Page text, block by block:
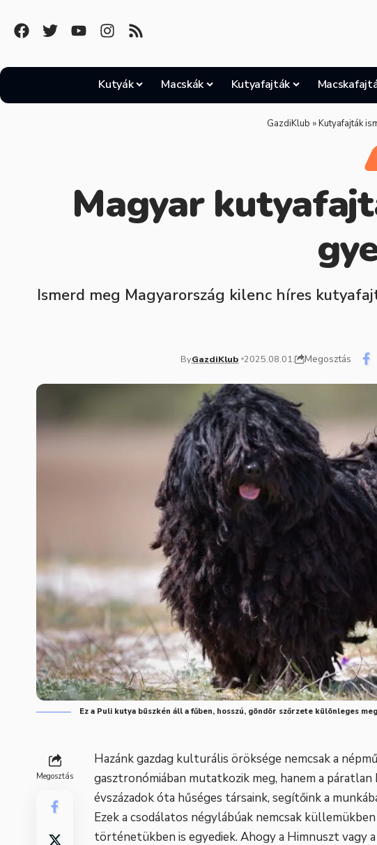
Kutyák Macskák Kutyafajták
GazdiKlub »Kutyafajták
Magyar
Ismerd meg Magyarország kilenc híres
ByGazdiKlub 2025.08.01. Megosztás
Ez a Puli kutya büszkén áll a fűben, hosszú, göndör szőrzete különleges
Megosztás
Hazánk gazdag kulturális öröksége nemcsak a
gasztronómiában mutatkozik meg, hanem a
évszázadok óta hűséges társaink, segítőink a
Ezek a csodálatos négylábúak nemcsak
történetükben is egyediek. Ahogy a Himnuszt vagy